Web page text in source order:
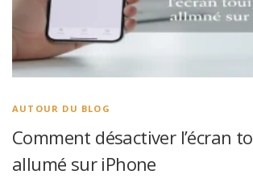
AUTOUR DU BLOG
Comment désactiver l’écran
allumé sur iPhone